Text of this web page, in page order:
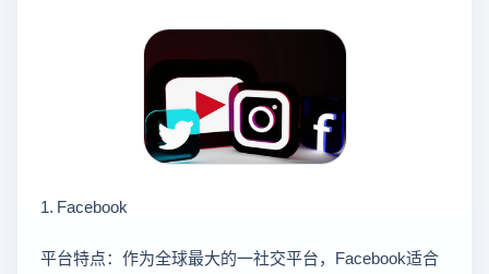
1. Facebook
平台特点：作为全球最大的一社交平台，Facebook适合